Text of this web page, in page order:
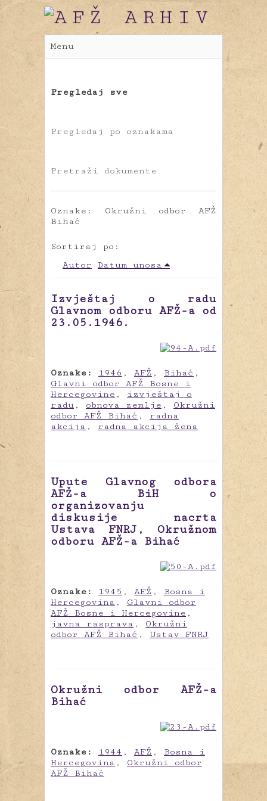
Menu
Pregledaj sve
Pregledaj po oznakama
Pretraži dokumente
Oznake: Okružni odbor AFŽ
Bihać
Sortiraj po:
Autor
Datum unosa
Izvještaj o radu
Glavnom odboru AFŽ-a od
23.05.1946.
Oznake: 1946 , AFŽ , Bihać ,
Glavni odbor AFŽ Bosne i
Hercegovine ,
izvještaj o
radu , obnova zemlje , Okružni
odbor AFŽ Bihać , radna
akcija , radna akcija žena
Upute Glavnog odbora
AFŽ-a BiH o
organizovanju
diskusije nacrta
Ustava FNRJ, Okružnom
odboru AFŽ-a Bihać
Oznake: 1945 , AFŽ , Bosna i
Hercegovina , Glavni odbor
AFŽ Bosne i Hercegovine ,
javna rasprava , Okružni
odbor AFŽ Bihać , Ustav FNRJ
Okružni odbor AFŽ-a
Bihać
Oznake: 1944 , AFŽ , Bosna i
Hercegovina , Okružni odbor
AFŽ Bihać